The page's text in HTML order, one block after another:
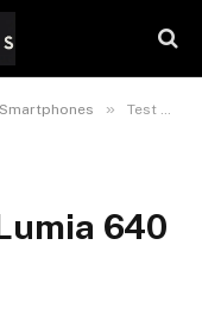
Smartphones » Test du Microsoft Lumia 640 XL
640